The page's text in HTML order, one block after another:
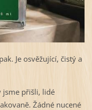
Je osvěžující, čistý a
jsme přišli, lidé
Žádné nucené